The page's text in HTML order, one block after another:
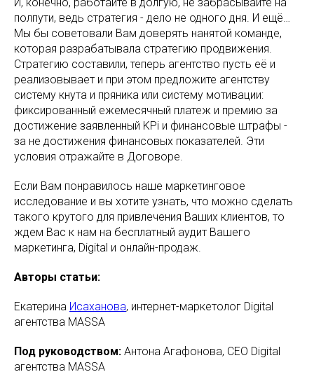
полпути, ведь стратегия - дело не одного дня. И ещё…
Мы бы советовали Вам доверять нанятой команде,
которая разрабатывала стратегию продвижения.
Стратегию составили, теперь агентство пусть её и
реализовывает и при этом предложите агентству
систему кнута и пряника или систему мотивации:
фиксированный ежемесячный платеж и премию за
достижение заявленный KPi и финансовые штрафы -
за не достижения финансовых показателей. Эти
условия отражайте в Договоре.
Если Вам понравилось наше маркетинговое
исследование и вы хотите узнать, что можно сделать
такого крутого для привлечения Ваших клиентов, то
ждем Вас к нам на бесплатный аудит Вашего
маркетинга, Digital и онлайн-продаж.
Авторы статьи:
Екатерина Исаханова, интернет-маркетолог Digital
агентства MASSA
Под руководством: Антона Агафонова, CEO Digital
агентства MASSA